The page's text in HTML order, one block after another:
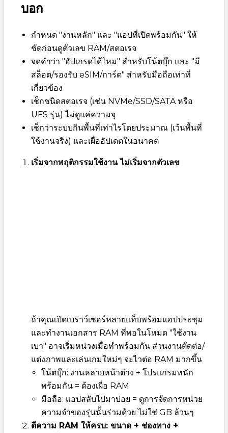
บอก
กำหนด "งานหลัก" และ "แอปที่เปิดพร้อมกัน" ให้
ชัดก่อนดูตัวเลข RAM/สตอเรจ
จดคำว่า "อัปเกรดได้ไหม" สำหรับโน้ตบุ๊ก และ "มี
สล็อต/รองรับ eSIM/การ์ด" สำหรับมือถือเท่าที่
เกี่ยวข้อง
เช็กชนิดสตอเรจ (เช่น NVMe/SSD/SATA หรือ
UFS รุ่น) ไม่ดูแค่ความจุ
เช็กว่าระบบกินพื้นที่เท่าไรโดยประมาณ (เว้นพื้นที่
ใช้งานจริง) และเผื่ออัปเดตในอนาคต
เริ่มจากพฤติกรรมใช้งาน ไม่เริ่มจากตัวเลข
ถ้าคุณเปิดเบราว์เซอร์หลายแท็บพร้อมแอปประชุม
และทำงานเอกสาร RAM ที่พอในโหมด "ใช้งาน
เบา" อาจเริ่มหน่วงเมื่อทำพร้อมกัน ส่วนงานตัดต่อ/
แต่งภาพและเล่นเกมใหม่ๆ จะไวต่อ RAM มากขึ้น
โน้ตบุ๊ก: งานหลายหน้าต่าง + โปรแกรมหนัก
พร้อมกัน = ต้องเผื่อ RAM
มือถือ: แอปสลับไปมาบ่อย = ดูการจัดการหน่วย
ความจำของรุ่นนั้นร่วมด้วย ไม่ใช่ GB ล้วนๆ
ตีความ RAM ให้ครบ: ขนาด + ช่องทาง +